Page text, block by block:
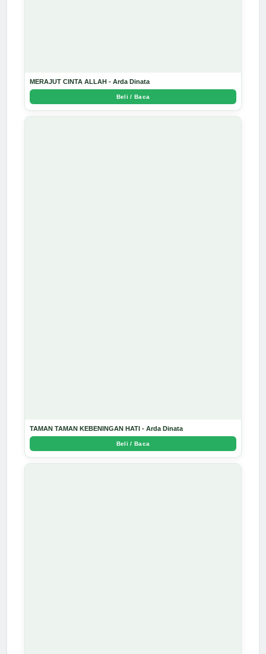
MERAJUT CINTA ALLAH - Arda Dinata
Beli / Baca
TAMAN TAMAN KEBENINGAN HATI - Arda Dinata
Beli / Baca